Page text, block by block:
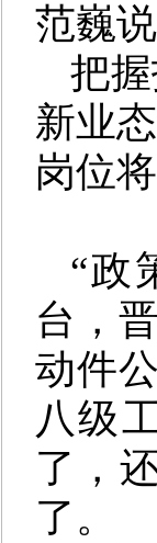
范巍说
把
新业
岗位
“政
台，
动件
八级
了，
了。